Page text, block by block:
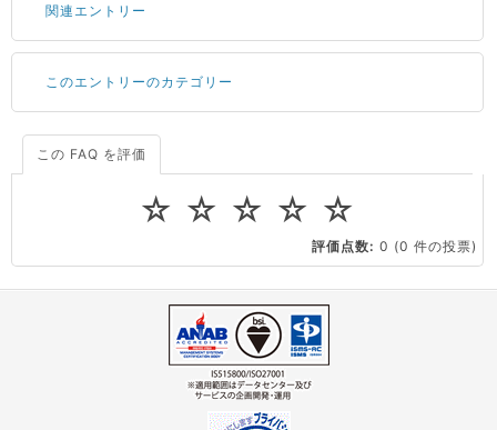
関連エントリー
サーバーが重いので調査してほしい
一つの IP アドレスに複数のウェブサイトを公開したい
CPUやメモリをアップグレードしたい
virtio とは何ですか？
ストレージ容量を追加できますか？
このエントリーのカテゴリー
ドメインの管理・移転
ドメインの管理・移転 ドメインの取得・管理・更新
この FAQ を評価
☆
☆
☆
☆
☆
評価点数: 0 (0 件の投票)